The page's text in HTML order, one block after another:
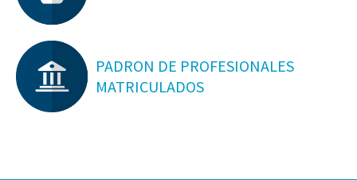
PADRON DE PROFESIONALES
MATRICULADOS